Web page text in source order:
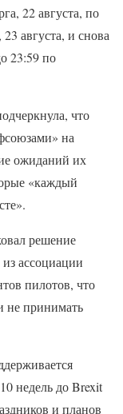
22 августа, по
августа, и снова
23:59 по
что
на
ожиданий их
«каждый
решение
ассоциации
пилотов, что
не принимать
недель до Brexit
и планов